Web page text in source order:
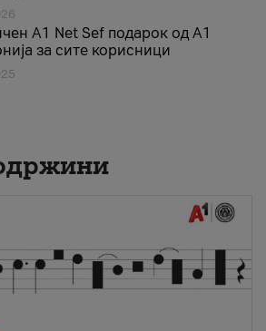
A1 Net Sеf подарок од А1
за сите корисници